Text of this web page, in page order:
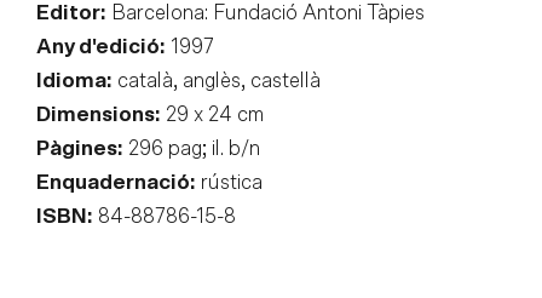
Editor: Barcelona: Fundació Antoni Tàpies
Any d'edició: 1997
Idioma: català, anglès, castellà
Dimensions: 29 x 24 cm
Pàgines: 296 pag; il. b/n
Enquadernació: rústica
ISBN: 84-88786-15-8